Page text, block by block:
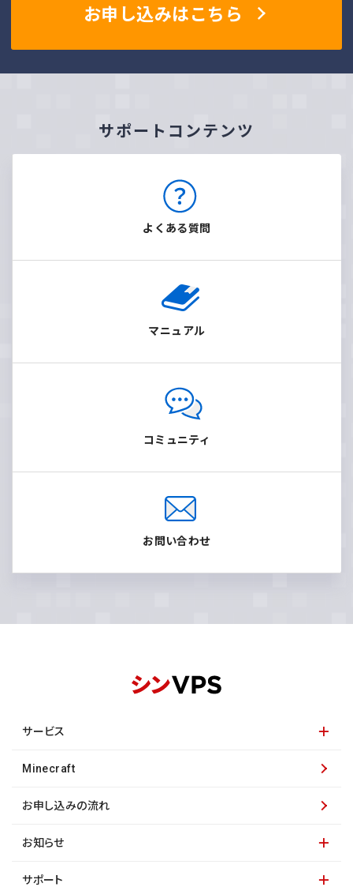
お申し込みはこちら
サポートコンテンツ
よくある質問
マニュアル
コミュニティ
お問い合わせ
サービス
Minecraft
お申し込みの流れ
お知らせ
サポート